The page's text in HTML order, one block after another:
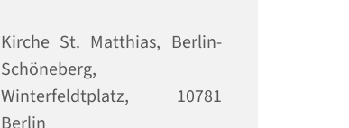
Kirche St. Matthias, Berlin-
Schöneberg,
Winterfeldtplatz, 10781